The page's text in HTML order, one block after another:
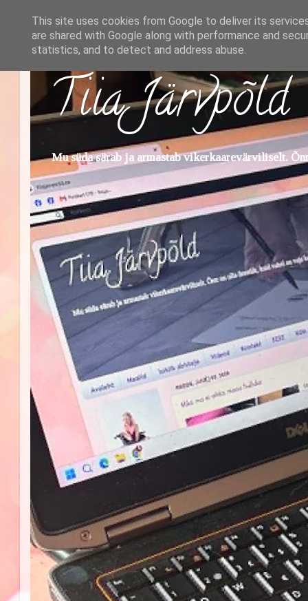
Tiia Järvpõld
Mu süda särab ja armastab vikerkaarevärviliselt.
This site uses cookies from Google to deliver its
are shared with Google along with performance and
statistics, and to detect and address abuse.